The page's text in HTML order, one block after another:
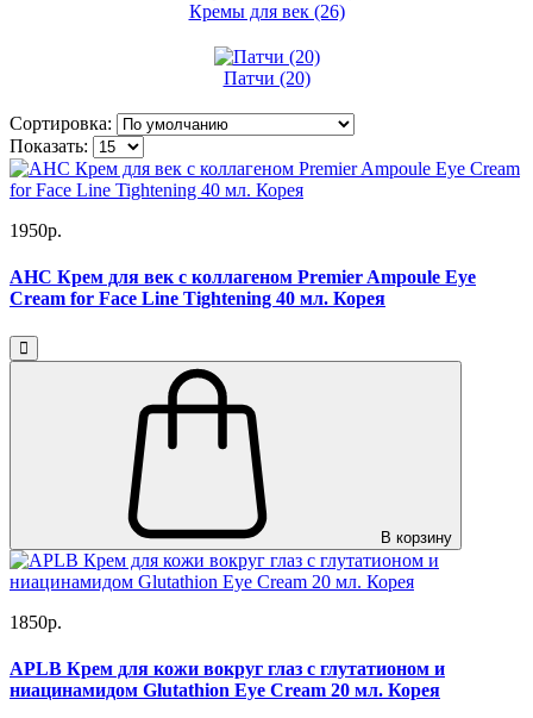
Кремы для век (26)
Патчи (20)
Сортировка:
Показать:
1950р.
AHC Крем для век с коллагеном Premier Ampoule Eye
Cream for Face Line Tightening 40 мл. Корея
В корзину
1850р.
APLB Крем для кожи вокруг глаз с глутатионом и
ниацинамидом Glutathion Eye Cream 20 мл. Корея